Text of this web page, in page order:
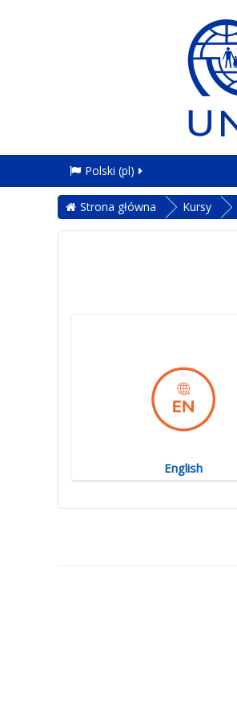
Polski ‎(pl)‎
Strona główna Kursy
English